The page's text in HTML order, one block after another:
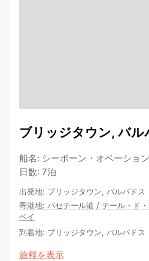
ブリッジタウン, バル
船名: シーボーン・オベーション
日数: 7泊
出発地: ブリッジタウン, バルバドス
寄港地: バセテール港 / テール・ド
ベイ
到着地: ブリッジタウン, バルバドス
旅程を表示